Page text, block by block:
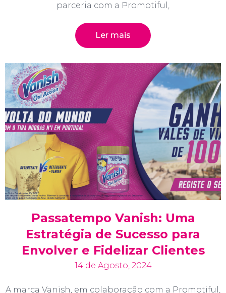
parceria com a Promotiful,
Ler mais
Passatempo Vanish: Uma
Estratégia de Sucesso para
Envolver e Fidelizar Clientes
14 de Agosto, 2024
A marca Vanish, em colaboração com a Promotiful,